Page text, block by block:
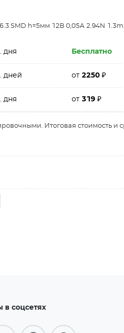
SMD h=5мм 12В 0,05А 2.94N
дня Бесплатно
дней от2250₽
дня от319₽
Итоговая стоимость
в соцсетях